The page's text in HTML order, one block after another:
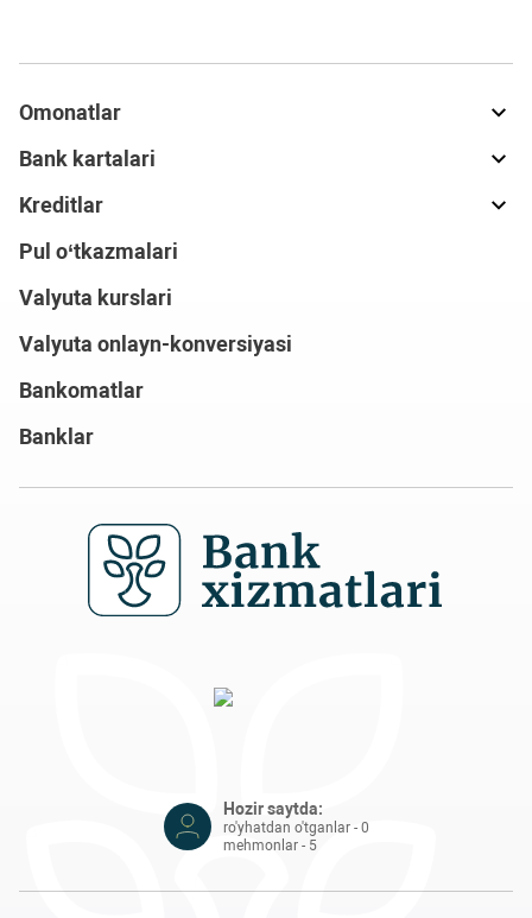
Omonatlar
Bank kartalari
Kreditlar
Pul o‘tkazmalari
Valyuta kurslari
Valyuta onlayn-konversiyasi
Bankomatlar
Banklar
Hozir saytda:
ro'yhatdan o'tganlar - 0
mehmonlar - 5